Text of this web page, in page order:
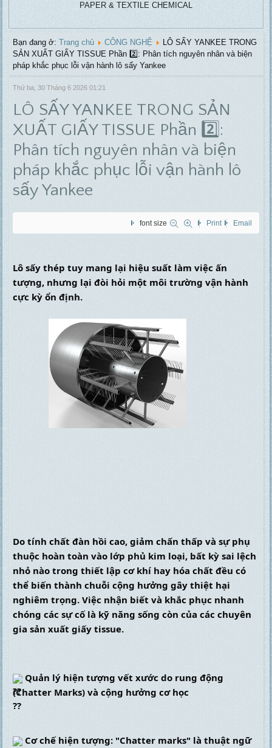
PAPER & TEXTILE CHEMICAL
Bạn đang ở:Trang chủ CÔNG NGHỆ
LÔ SẤY YANKEE TRONG
SẢN XUẤT GIẤY TISSUE Phần 2️⃣: Phân tích nguyên nhân và biện
pháp khắc phục lỗi vận hành lô sấy Yankee
Thứ ba, 30 Tháng 6 2026 01:21
LÔ SẤY YANKEE TRONG SẢN
XUẤT GIẤY TISSUE Phần 2️⃣:
Phân tích nguyên nhân và biện
pháp khắc phục lỗi vận hành lô
sấy Yankee
font size Print Email
Lô sấy thép tuy mang lại hiệu suất làm việc ấn
tượng, nhưng lại đòi hỏi một môi trường vận hành
cực kỳ ổn định.
Do tính chất đàn hồi cao, giảm chấn thấp và sự phụ
thuộc hoàn toàn vào lớp phủ kim loại, bất kỳ sai lệch
nhỏ nào trong thiết lập cơ khí hay hóa chất đều có
thể biến thành chuỗi cộng hưởng gây thiệt hại
nghiêm trọng. Việc nhận biết và khắc phục nhanh
chóng các sự cố là kỹ năng sống còn của các chuyên
gia sản xuất giấy tissue.
Quản lý hiện tượng vết xước do rung động
(Chatter Marks) và cộng hưởng cơ học
Cơ chế hiện tượng: "Chatter marks" là thuật ngữ